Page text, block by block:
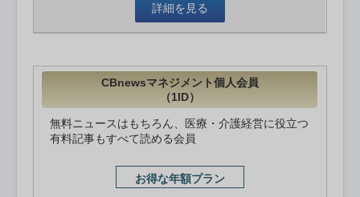
詳細を見る
CBnewsマネジメント個人会員
（1ID）
無料ニュースはもちろん、医療・介護経営に役立つ
有料記事もすべて読める会員
お得な年額プラン